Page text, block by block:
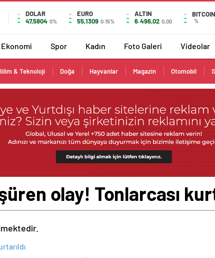
DOLAR
47,5804 0%
EURO
55,1309 0.15%
ALTIN
6.496,02 0,00
BITCOIN
%
Ekonomi Spor Kadın Foto Galeri Videolar
& Teknoloji Doğa Hayvanlar Magazin Otomobil
olay! Tonlarcası